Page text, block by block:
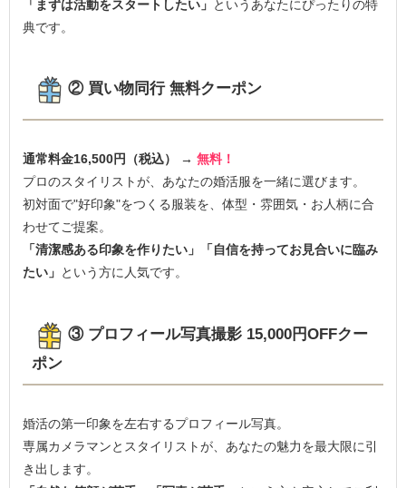
「まずは活動をスタートしたい」 というあなたにぴったりの特
典です。
② 買い物同行 無料クーポン
通常料金16,500円（税込） → 無料！
プロのスタイリストが、あなたの婚活服を一緒に選びます。
初対面で"好印象"をつくる服装を、体型・雰囲気・お人柄に合
わせてご提案。
「清潔感ある印象を作りたい」「自信を持ってお見合いに臨み
たい」 という方に人気です。
③ プロフィール写真撮影 15,000円OFFクー
ポン
婚活の第一印象を左右するプロフィール写真。
専属カメラマンとスタイリストが、あなたの魅力を最大限に引
き出します。